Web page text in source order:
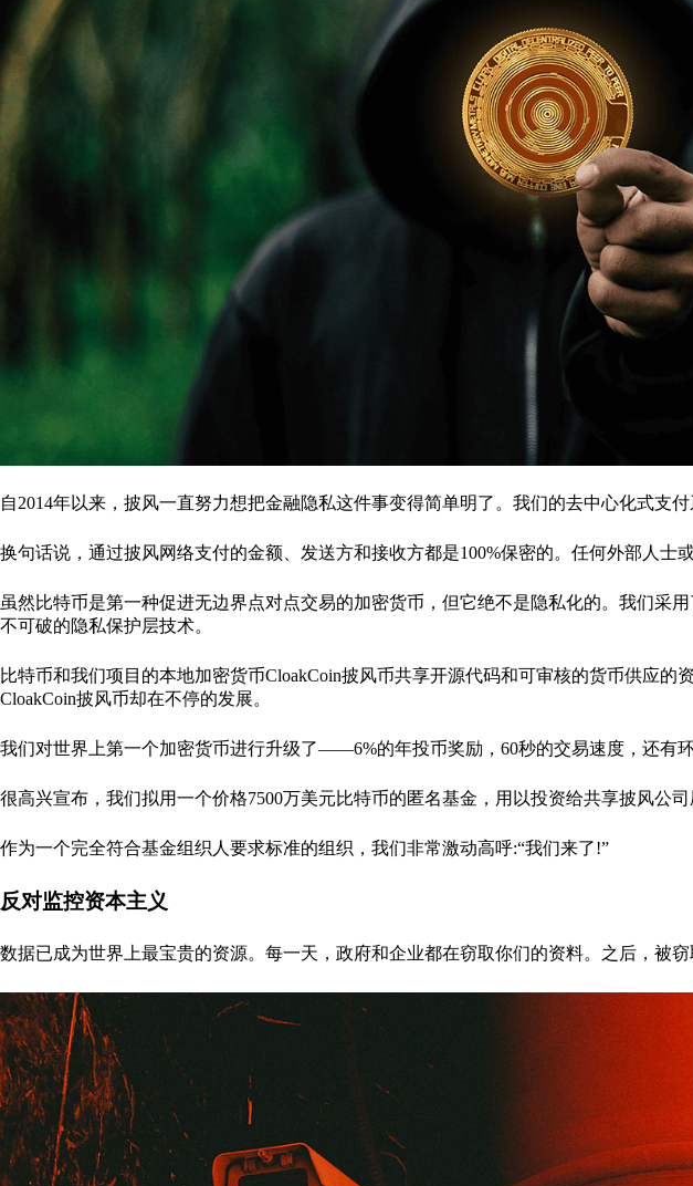
自2014年以来，披风一直努力想把金融隐私这件事变得简单明了。我们的去中心化式
换句话说，通过披风网络支付的金额、发送方和接收方都是100%保密的。任何外部人士
虽然比特币是第一种促进无边界点对点交易的加密货币，但它绝不是隐私化的。我们采
不可破的隐私保护层技术。
比特币和我们项目的本地加密货币CloakCoin披风币共享开源代码和可审核的货币供应的
CloakCoin披风币却在不停的发展。
我们对世界上第一个加密货币进行升级了——6%的年投币奖励，60秒的交易速度，还有
很高兴宣布，我们拟用一个价格7500万美元比特币的匿名基金，用以投资给共享披风公司
作为一个完全符合基金组织人要求标准的组织，我们非常激动高呼:“我们来了!”
反对监控资本主义
数据已成为世界上最宝贵的资源。每一天，政府和企业都在窃取你们的资料。之后，被